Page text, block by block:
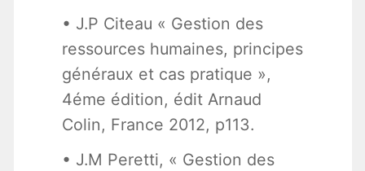
• J.P Citeau « Gestion des
ressources humaines, principes
généraux et cas pratique »,
4éme édition, édit Arnaud
Colin, France 2012, p113.
• J.M Peretti, « Gestion des